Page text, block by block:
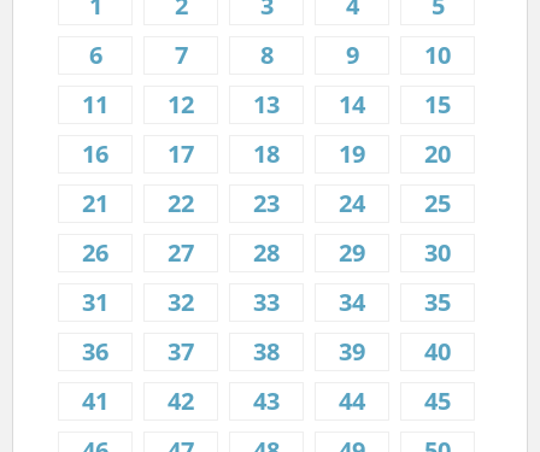
6
7 8 9
10
11
12 13 14
15
16
17 18 19
20
21
22 23 24
25
26
27 28 29
30
31
32 33 34
35
36
37 38 39
40
41
42 43 44
45